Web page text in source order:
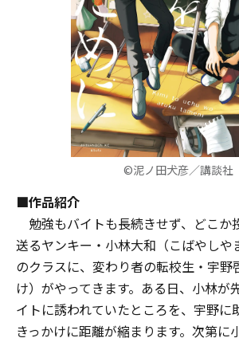
©泥ノ田犬彦／講談社
■作品紹介
勉強もバイトも⾧続きせず、どこか
送るヤンキー・小林大和（こばやしや
のクラスに、変わり者の転校生・宇野
け）がやってきます。ある日、小林が
イトに誘われていたところを、宇野に
きっかけに距離が縮まります。次第に